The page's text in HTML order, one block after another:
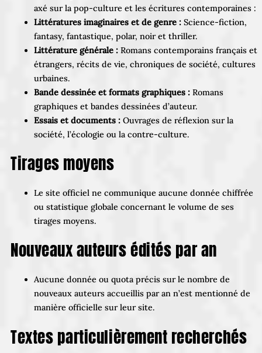
axé sur la pop-culture et les écritures contemporaines :
Littératures imaginaires et de genre : Science-fiction,
fantasy, fantastique, polar, noir et thriller.
Littérature générale : Romans contemporains français et
étrangers, récits de vie, chroniques de société, cultures
urbaines.
Bande dessinée et formats graphiques : Romans
graphiques et bandes dessinées d’auteur.
Essais et documents : Ouvrages de réflexion sur la
société, l’écologie ou la contre-culture.
Tirages moyens
Le site officiel ne communique aucune donnée chiffrée
ou statistique globale concernant le volume de ses
tirages moyens.
Nouveaux auteurs édités par an
Aucune donnée ou quota précis sur le nombre de
nouveaux auteurs accueillis par an n’est mentionné de
manière officielle sur leur site.
Textes particulièrement recherchés